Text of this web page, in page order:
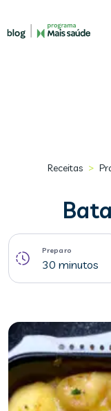
Receitas >
Preparo
30 minutos